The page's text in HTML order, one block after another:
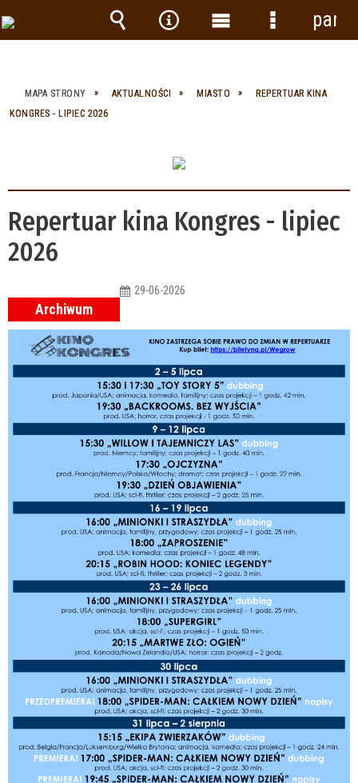
MAPA STRONY AKTUALNOŚCI MIASTO
REPERTUAR KINA
KONGRES - LIPIEC 2026
Repertuar kina Kongres - lipiec
2026
Archiwum
29-06-2026
Wyszukiwarka
Narzędzia
Menu Menu
panel